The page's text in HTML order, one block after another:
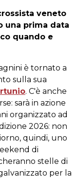
veneto
una prima data
quando e
è tornato a
sulla sua
. C'è anche
sarà in azione
organizzato ad
2026: non
quindi, uno
di
stelle di
per la